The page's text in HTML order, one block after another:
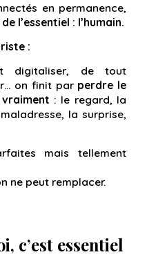
en permanence,
l’essentiel : l’humain.
:
digitaliser, de tout
on finit par perdre le
: le regard, la
la surprise,
mais tellement
ne peut remplacer.
c’est essentiel